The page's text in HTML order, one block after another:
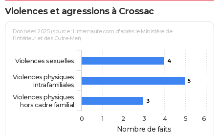
Violences et agressions à Crossac
Nombre de faits
Données 2025 (source : Linternaute.com d'après le Ministère de
l'Intérieur et des Outre-Mer)
4
5
3
Violences sexuelles
Violences physiques
intrafamiliales
Violences physiques
hors cadre familial
0
1 2 3 4 5 6